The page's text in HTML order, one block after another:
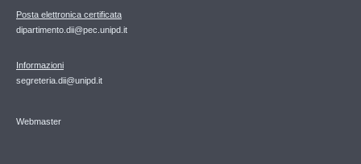
Posta elettronica certificata
dipartimento.dii@pec.unipd.it
Informazioni
segreteria.dii@unipd.it
Webmaster